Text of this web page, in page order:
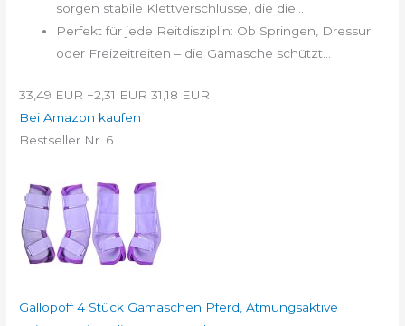
sorgen stabile Klettverschlüsse, die die...
Perfekt für jede Reitdisziplin: Ob Springen, Dressur
oder Freizeitreiten – die Gamasche schützt...
33,49 EUR −2,31 EUR 31,18 EUR
Bei Amazon kaufen
Bestseller Nr. 6
Gallopoff 4 Stück Gamaschen Pferd, Atmungsaktive